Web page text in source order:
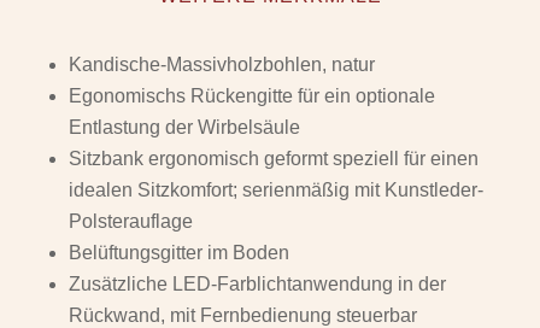
Kandische-Massivholzbohlen, natur
Egonomischs Rückengitte für ein optionale
Entlastung der Wirbelsäule
Sitzbank ergonomisch geformt speziell für einen
idealen Sitzkomfort; serienmäßig mit Kunstleder-
Polsterauflage
Belüftungsgitter im Boden
Zusätzliche LED-Farblichtanwendung in der
Rückwand, mit Fernbedienung steuerbar